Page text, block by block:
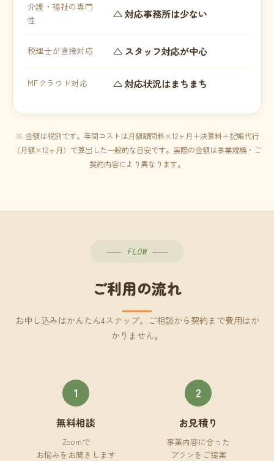
介護・福祉の専門
性
△ 対応事務所は少ない
税理士が直接対応 △ スタッフ対応が中心
MFクラウド対応 △ 対応状況はまちまち
※ 金額は税別です。年間コストは月額顧問料×12ヶ月＋決算料＋記帳代行
（月額×12ヶ月）で算出した一般的な目安です。実際の金額は事業規模・ご
契約内容により異なります。
FLOW
ご利用の流れ
お申し込みはかんたん4ステップ。ご相談から契約まで費用はか
かりません。
1
無料相談
Zoomで
お悩みをお聞きします
2
お見積り
事業内容に合った
プランをご提案